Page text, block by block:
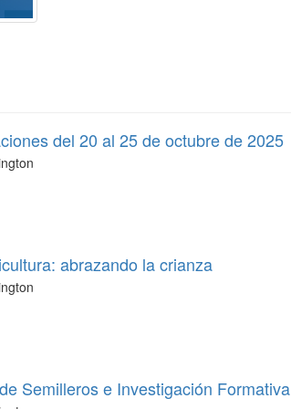
del 20 al 25 de octubre de 2025
abrazando la crianza
Semilleros e Investigación Formativa